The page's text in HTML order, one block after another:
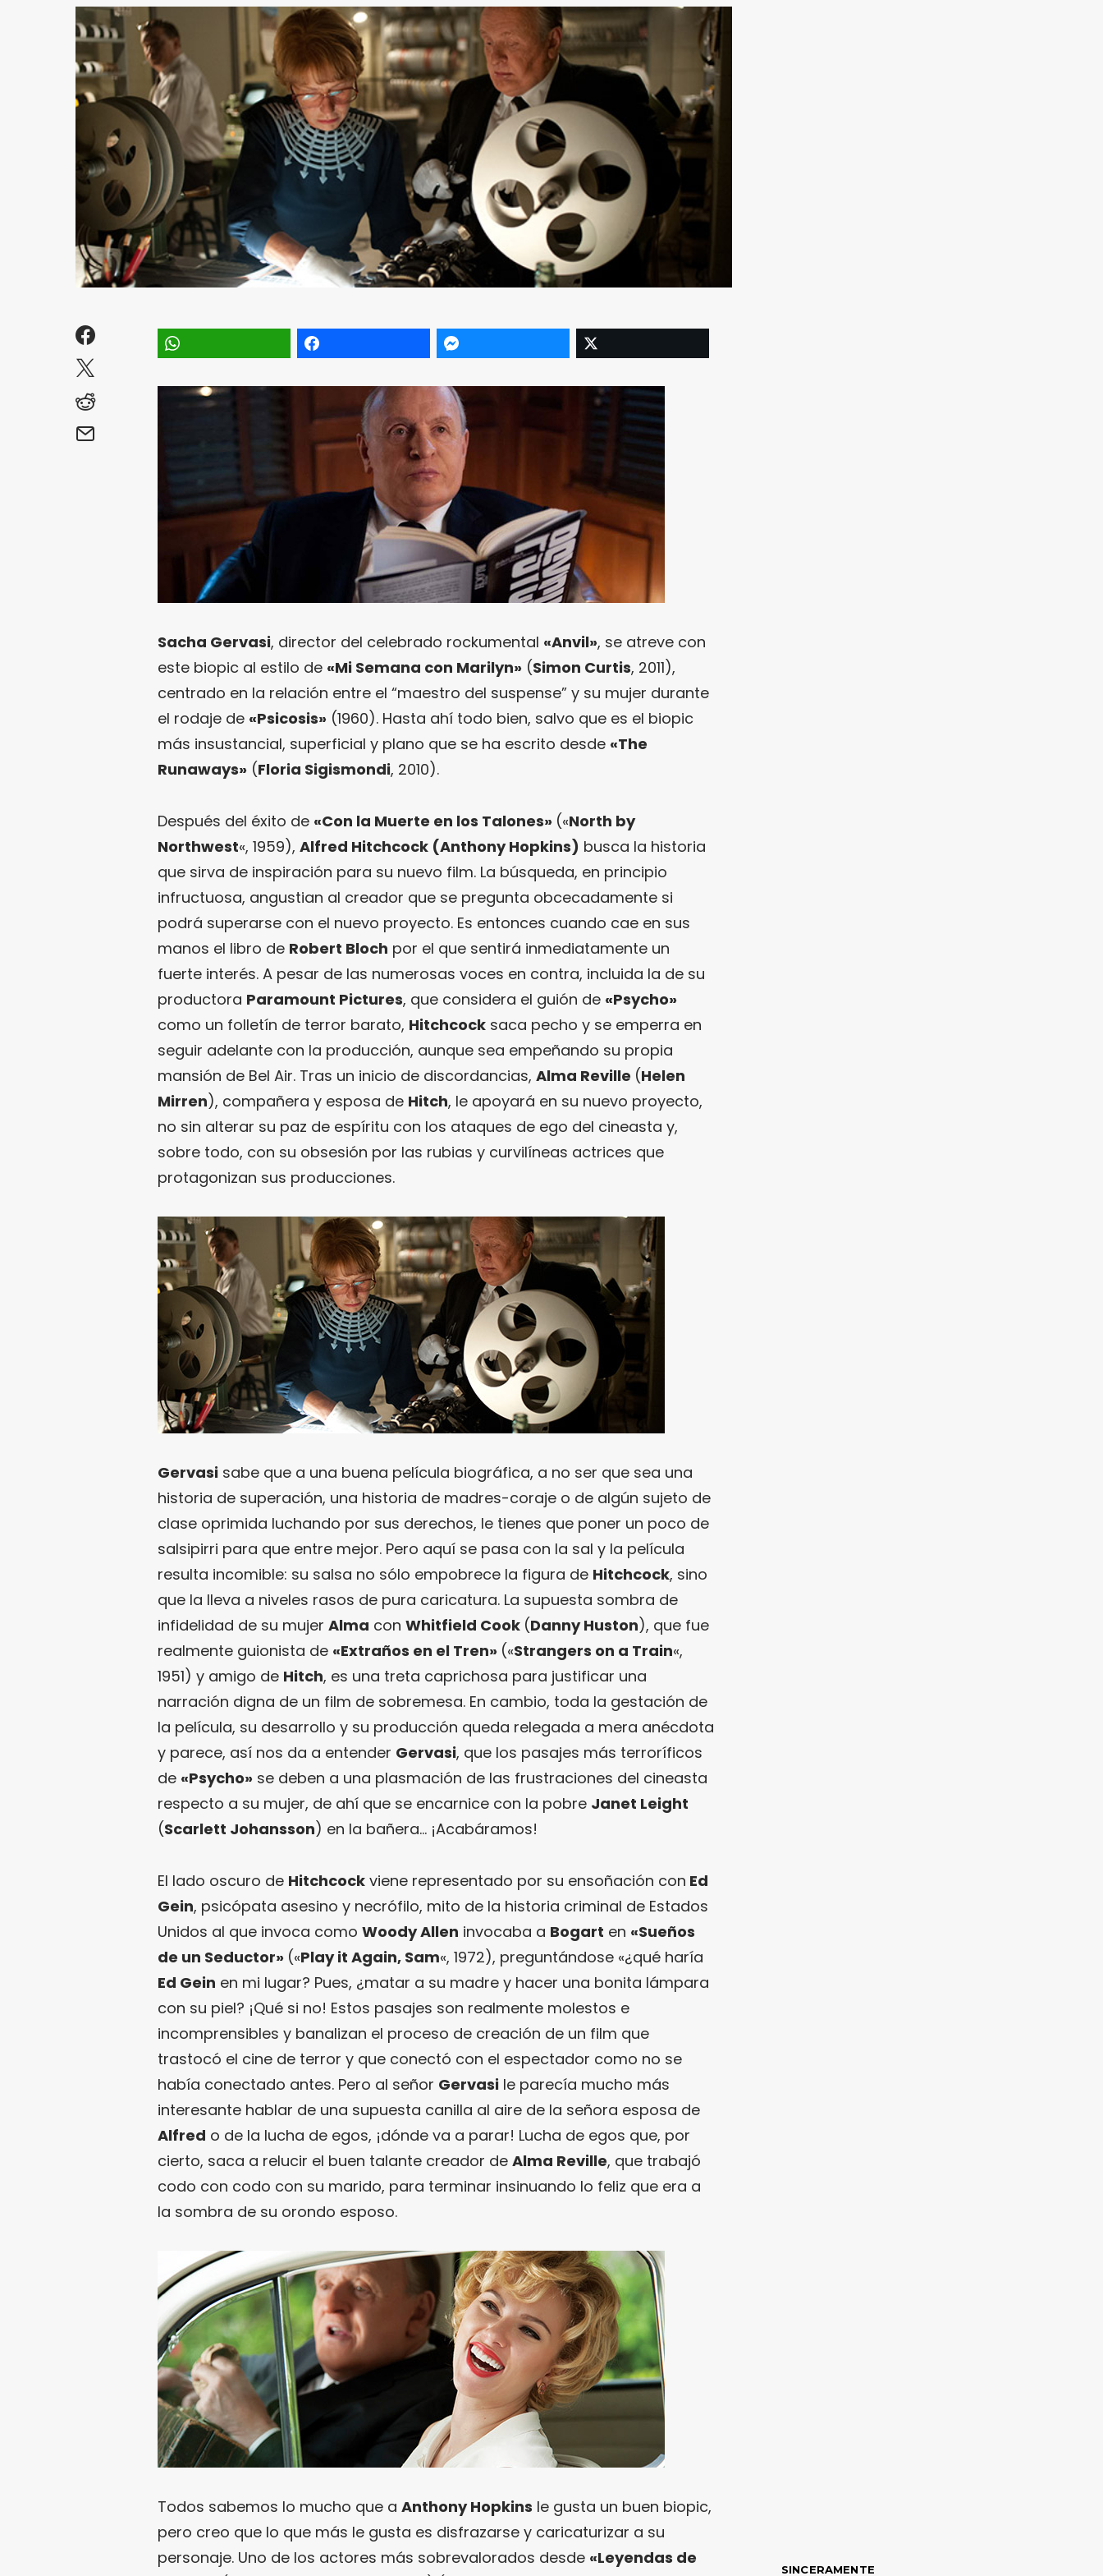
Sacha Gervasi, director del celebrado rockumental «Anvil», se atreve con
este biopic al estilo de «Mi Semana con Marilyn» (Simon Curtis, 2011),
centrado en la relación entre el “maestro del suspense” y su mujer durante
el rodaje de «Psicosis» (1960). Hasta ahí todo bien, salvo que es el biopic
más insustancial, superficial y plano que se ha escrito desde «The
Runaways» (Floria Sigismondi, 2010).
Después del éxito de «Con la Muerte en los Talones» («North by
Northwest«, 1959), Alfred Hitchcock (Anthony Hopkins) busca la historia
que sirva de inspiración para su nuevo film. La búsqueda, en principio
infructuosa, angustian al creador que se pregunta obcecadamente si
podrá superarse con el nuevo proyecto. Es entonces cuando cae en sus
manos el libro de Robert Bloch por el que sentirá inmediatamente un
fuerte interés. A pesar de las numerosas voces en contra, incluida la de su
productora Paramount Pictures, que considera el guión de «Psycho»
como un folletín de terror barato, Hitchcock saca pecho y se emperra en
seguir adelante con la producción, aunque sea empeñando su propia
mansión de Bel Air. Tras un inicio de discordancias, Alma Reville (Helen
Mirren), compañera y esposa de Hitch, le apoyará en su nuevo proyecto,
no sin alterar su paz de espíritu con los ataques de ego del cineasta y,
sobre todo, con su obsesión por las rubias y curvilíneas actrices que
protagonizan sus producciones.
Gervasi sabe que a una buena película biográfica, a no ser que sea una
historia de superación, una historia de madres-coraje o de algún sujeto de
clase oprimida luchando por sus derechos, le tienes que poner un poco de
salsipirri para que entre mejor. Pero aquí se pasa con la sal y la película
resulta incomible: su salsa no sólo empobrece la figura de Hitchcock, sino
que la lleva a niveles rasos de pura caricatura. La supuesta sombra de
infidelidad de su mujer Alma con Whitfield Cook (Danny Huston), que fue
realmente guionista de «Extraños en el Tren» («Strangers on a Train«,
1951) y amigo de Hitch, es una treta caprichosa para justificar una
narración digna de un film de sobremesa. En cambio, toda la gestación de
la película, su desarrollo y su producción queda relegada a mera anécdota
y parece, así nos da a entender Gervasi, que los pasajes más terroríficos
de «Psycho» se deben a una plasmación de las frustraciones del cineasta
respecto a su mujer, de ahí que se encarnice con la pobre Janet Leight
(Scarlett Johansson) en la bañera… ¡Acabáramos!
El lado oscuro de Hitchcock viene representado por su ensoñación con Ed
Gein, psicópata asesino y necrófilo, mito de la historia criminal de Estados
Unidos al que invoca como Woody Allen invocaba a Bogart en «Sueños
de un Seductor» («Play it Again, Sam«, 1972), preguntándose «¿qué haría
Ed Gein en mi lugar? Pues, ¿matar a su madre y hacer una bonita lámpara
con su piel? ¡Qué si no! Estos pasajes son realmente molestos e
incomprensibles y banalizan el proceso de creación de un film que
trastocó el cine de terror y que conectó con el espectador como no se
había conectado antes. Pero al señor Gervasi le parecía mucho más
interesante hablar de una supuesta canilla al aire de la señora esposa de
Alfred o de la lucha de egos, ¡dónde va a parar! Lucha de egos que, por
cierto, saca a relucir el buen talante creador de Alma Reville, que trabajó
codo con codo con su marido, para terminar insinuando lo feliz que era a
la sombra de su orondo esposo.
Todos sabemos lo mucho que a Anthony Hopkins le gusta un buen biopic,
pero creo que lo que más le gusta es disfrazarse y caricaturizar a su
personaje. Uno de los actores más sobrevalorados desde «Leyendas de
SINCERAMENTE